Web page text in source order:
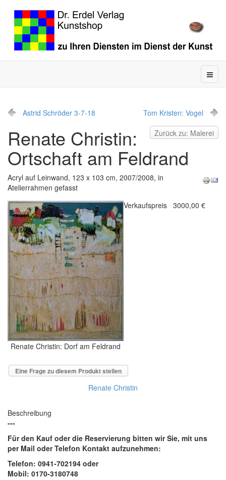
Astrid Schröder 3-7-18
Tom Kristen: Vogel
Zurück zu: Malerei
Renate Christin:
Ortschaft am Feldrand
Acryl auf Leinwand, 123 x 103 cm, 2007/2008, in
Atelierrahmen gefasst
Renate Christin: Dorf am Feldrand
Verkaufspreis 3000,00 €
Eine Frage zu diesem Produkt stellen
Renate Christin
Beschreibung
---
Für den Kauf oder die Reservierung bitten wir Sie, mit uns
per Mail oder Telefon Kontakt aufzunehmen:
Telefon: 0941-702194 oder
Mobil: 0170-3180748